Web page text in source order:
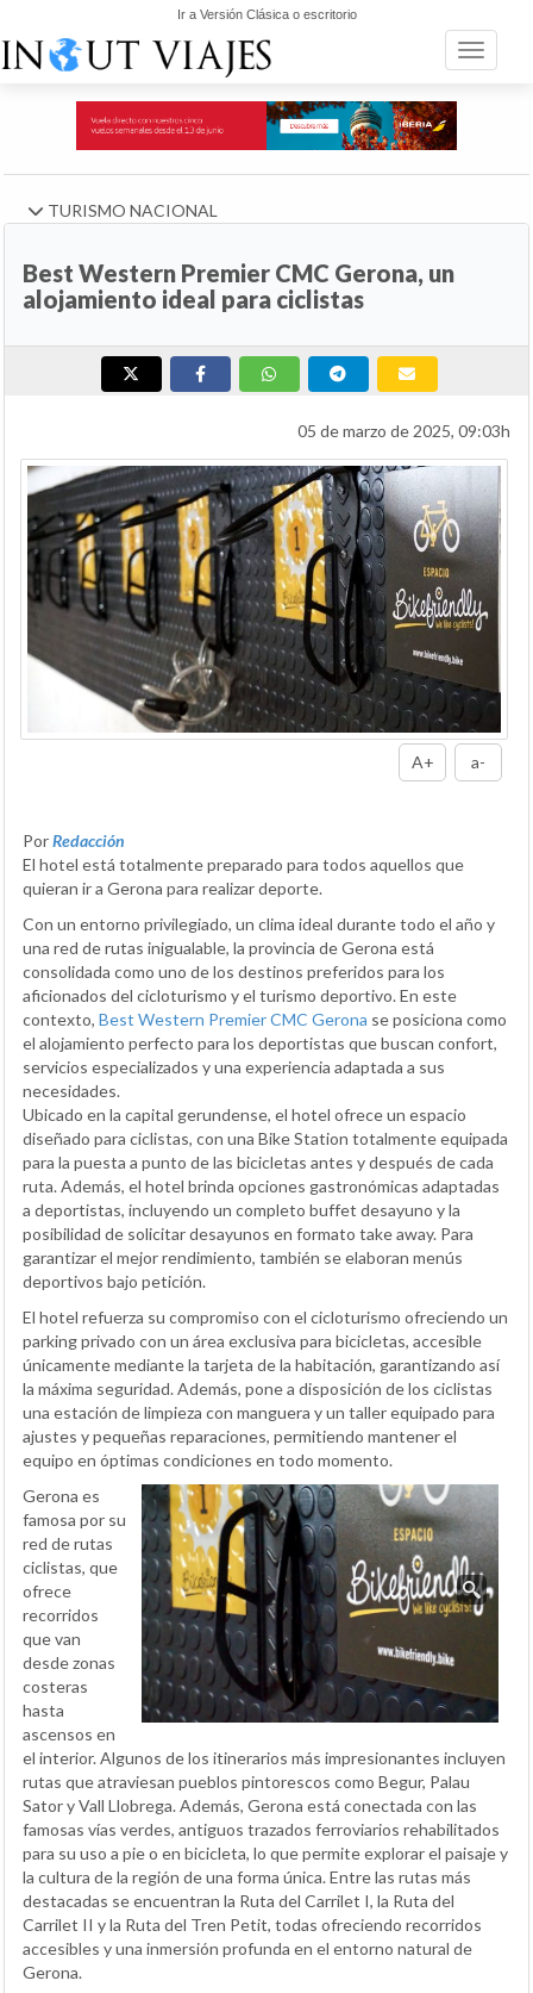
Ir a Versión Clásica o escritorio
Toggle
TURISMO NACIONAL
Best Western Premier CMC Gerona, un
alojamiento ideal para ciclistas
05 de marzo de 2025, 09:03h
A+ a-
PorRedacción
El hotel está totalmente preparado para todos aquellos que
quieran ir a Gerona para realizar deporte.
Con un entorno privilegiado, un clima ideal durante todo el año y
una red de rutas inigualable, la provincia de Gerona está
consolidada como uno de los destinos preferidos para los
aficionados del cicloturismo y el turismo deportivo. En este
contexto, Best Western Premier CMC Gerona se posiciona como
el alojamiento perfecto para los deportistas que buscan confort,
servicios especializados y una experiencia adaptada a sus
necesidades.
Ubicado en la capital gerundense, el hotel ofrece un espacio
diseñado para ciclistas, con una Bike Station totalmente equipada
para la puesta a punto de las bicicletas antes y después de cada
ruta. Además, el hotel brinda opciones gastronómicas adaptadas
a deportistas, incluyendo un completo buffet desayuno y la
posibilidad de solicitar desayunos en formato take away. Para
garantizar el mejor rendimiento, también se elaboran menús
deportivos bajo petición.
El hotel refuerza su compromiso con el cicloturismo ofreciendo un
parking privado con un área exclusiva para bicicletas, accesible
únicamente mediante la tarjeta de la habitación, garantizando así
la máxima seguridad. Además, pone a disposición de los ciclistas
una estación de limpieza con manguera y un taller equipado para
ajustes y pequeñas reparaciones, permitiendo mantener el
equipo en óptimas condiciones en todo momento.
Gerona es
famosa por su
red de rutas
ciclistas, que
ofrece
recorridos
que van
desde zonas
costeras
hasta
ascensos en
el interior. Algunos de los itinerarios más impresionantes incluyen
rutas que atraviesan pueblos pintorescos como Begur, Palau
Sator y Vall Llobrega. Además, Gerona está conectada con las
famosas vías verdes, antiguos trazados ferroviarios rehabilitados
para su uso a pie o en bicicleta, lo que permite explorar el paisaje y
la cultura de la región de una forma única. Entre las rutas más
destacadas se encuentran la Ruta del Carrilet I, la Ruta del
Carrilet II y la Ruta del Tren Petit, todas ofreciendo recorridos
accesibles y una inmersión profunda en el entorno natural de
Gerona.